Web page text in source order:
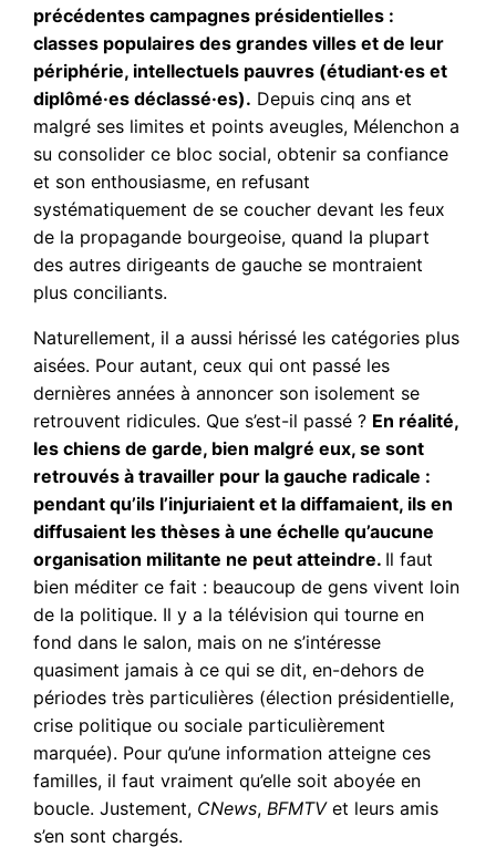
précédentes campagnes présidentielles :
classes populaires des grandes villes et de leur
périphérie, intellectuels pauvres (étudiant·es et
diplômé·es déclassé·es). Depuis cinq ans et
malgré ses limites et points aveugles, Mélenchon a
su consolider ce bloc social, obtenir sa confiance
et son enthousiasme, en refusant
systématiquement de se coucher devant les feux
de la propagande bourgeoise, quand la plupart
des autres dirigeants de gauche se montraient
plus conciliants.
Naturellement, il a aussi hérissé les catégories plus
aisées. Pour autant, ceux qui ont passé les
dernières années à annoncer son isolement se
retrouvent ridicules. Que s’est-il passé ? En réalité,
les chiens de garde, bien malgré eux, se sont
retrouvés à travailler pour la gauche radicale :
pendant qu’ils l’injuriaient et la diffamaient, ils en
diffusaient les thèses à une échelle qu’aucune
organisation militante ne peut atteindre. Il faut
bien méditer ce fait : beaucoup de gens vivent loin
de la politique. Il y a la télévision qui tourne en
fond dans le salon, mais on ne s’intéresse
quasiment jamais à ce qui se dit, en-dehors de
périodes très particulières (élection présidentielle,
crise politique ou sociale particulièrement
marquée). Pour qu’une information atteigne ces
familles, il faut vraiment qu’elle soit aboyée en
boucle. Justement, CNews, BFMTVet leurs amis
s’en sont chargés.